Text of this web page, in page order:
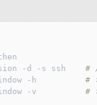
-d -s ssh
#
-h #
-v #